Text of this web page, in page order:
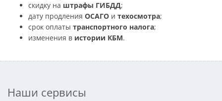
скидку на штрафы ГИБДД;
дату продления ОСАГО и техосмотра;
срок оплаты транспортного налога;
изменения в истории КБМ.
Наши сервисы